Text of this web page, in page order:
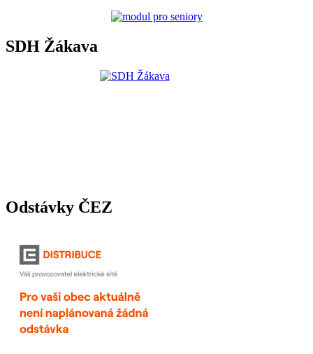
SDH Žákava
Odstávky ČEZ